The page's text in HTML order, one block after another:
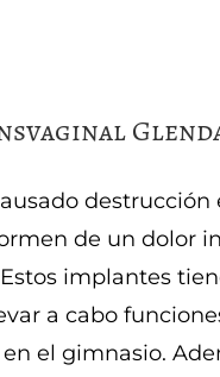
destrucción
de un dolor
implantes
a cabo
el gimnasio.